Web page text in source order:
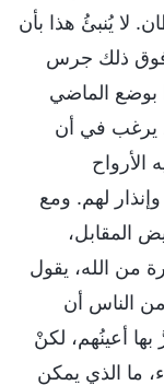
لا يُنبئُ هذا بأن
ذلك جرس
بوضع الماضي
يرغب في أن
الأرواح
وإنذار لهم. ومع
المقابل،
من الله، يقول
الناس أن
أعينُهم، لكنْ
ما الذي يمكن